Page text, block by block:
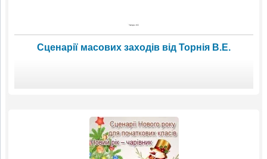
Сценарії масових заходів від Торнія В.Е.